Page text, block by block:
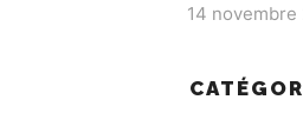
14 novembre